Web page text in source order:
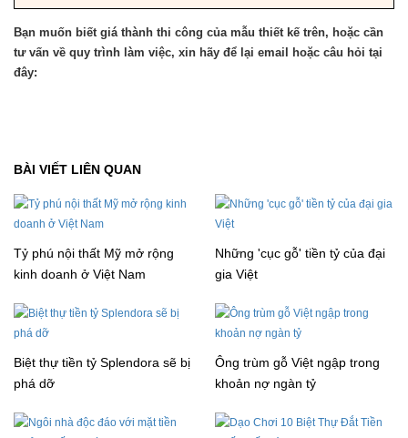
Bạn muốn biết giá thành thi công của mẫu thiết kế trên, hoặc cần
tư vấn về quy trình làm việc, xin hãy để lại email hoặc câu hỏi tại
đây:
BÀI VIẾT LIÊN QUAN
Tỷ phú nội thất Mỹ mở rộng
kinh doanh ở Việt Nam
Những 'cục gỗ' tiền tỷ của đại
gia Việt
Biệt thự tiền tỷ Splendora sẽ bị
phá dỡ
Ông trùm gỗ Việt ngập trong
khoản nợ ngàn tỷ